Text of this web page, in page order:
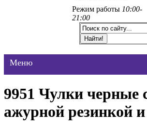
Режим работы 10:00-
21:00
Меню
9951 Чулки черные
ажурной резинкой